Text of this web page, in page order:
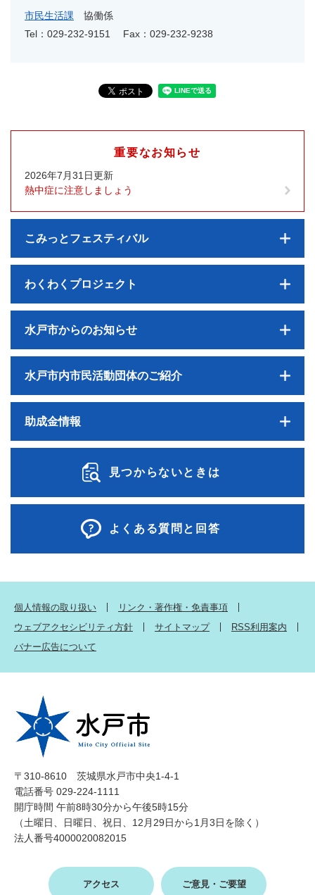
市民生活課
協働係
Tel：029-232-9151
Fax：029-232-9238
重要なお知らせ
2026年7月31日更新
熱中症に注意しましょう
こみっとフェスティバル
わくわくプロジェクト
水戸市からのお知らせ
水戸市内市民活動団体のご紹介
助成金情報
見つからないときは
よくある質問と回答
個人情報の取り扱い
リンク・著作権・免責事項
ウェブアクセシビリティ方針
サイトマップ
RSS利用案内
バナー広告について
〒310-8610 茨城県水戸市中央1-4-1
電話番号 029-224-1111
開庁時間 午前8時30分から午後5時15分
（土曜日、日曜日、祝日、12月29日から1月3日を除く）
法人番号4000020082015
アクセス ご意見・ご要望